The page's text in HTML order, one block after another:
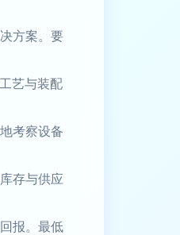
方案。要
艺与装配
考察设备
存与供应
报。最低